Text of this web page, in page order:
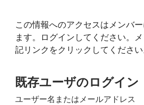
この情報へのアクセスはメンバ
ます。ログインしてください。
記リンクをクリックしてください
既存ユーザのログイン
ユーザー名またはメールアドレス